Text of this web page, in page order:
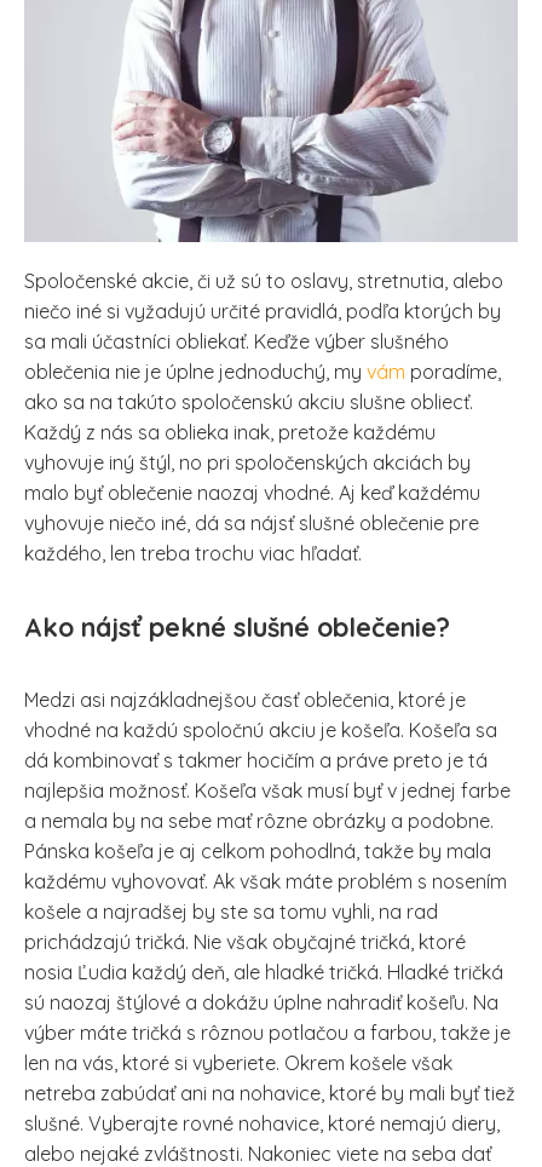
Spoločenské akcie, či už sú to oslavy, stretnutia, alebo
niečo iné si vyžadujú určité pravidlá, podľa ktorých by
sa mali účastníci obliekať. Keďže výber slušného
oblečenia nie je úplne jednoduchý, my vám poradíme,
ako sa na takúto spoločenskú akciu slušne obliecť.
Každý z nás sa oblieka inak, pretože každému
vyhovuje iný štýl, no pri spoločenských akciách by
malo byť oblečenie naozaj vhodné. Aj keď každému
vyhovuje niečo iné, dá sa nájsť slušné oblečenie pre
každého, len treba trochu viac hľadať.
Ako nájsť pekné slušné oblečenie?
Medzi asi najzákladnejšou časť oblečenia, ktoré je
vhodné na každú spoločnú akciu je košeľa. Košeľa sa
dá kombinovať s takmer hocičím a práve preto je tá
najlepšia možnosť. Košeľa však musí byť v jednej farbe
a nemala by na sebe mať rôzne obrázky a podobne.
Pánska košeľa je aj celkom pohodlná, takže by mala
každému vyhovovať. Ak však máte problém s nosením
košele a najradšej by ste sa tomu vyhli, na rad
prichádzajú tričká. Nie však obyčajné tričká, ktoré
nosia Ľudia každý deň, ale hladké tričká. Hladké tričká
sú naozaj štýlové a dokážu úplne nahradiť košeľu. Na
výber máte tričká s rôznou potlačou a farbou, takže je
len na vás, ktoré si vyberiete. Okrem košele však
netreba zabúdať ani na nohavice, ktoré by mali byť tiež
slušné. Vyberajte rovné nohavice, ktoré nemajú diery,
alebo nejaké zvláštnosti. Nakoniec viete na seba dať